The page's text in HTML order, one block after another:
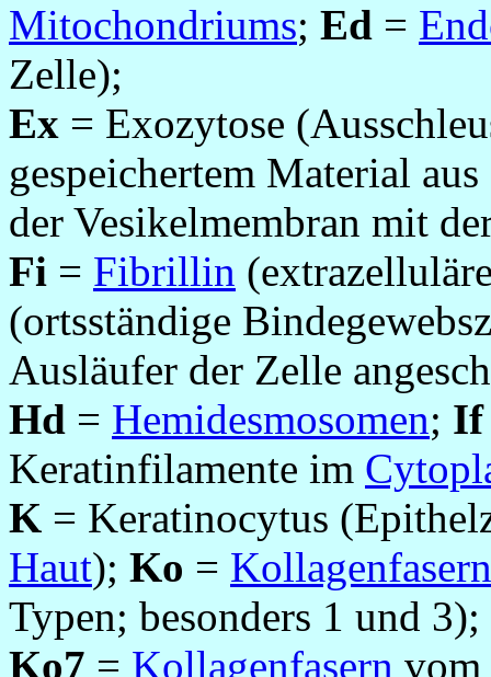
Mitochondriums; Ed =
Zelle);
Ex = Exozytose
gespeichertem Material
der Vesikelmembran mit
Fi = Fibrillin
(ortsständige
Ausläufer der Zelle
Hd = Hemidesmosomen; If
Keratinfilamente im
K = Keratinocytus
Haut); Ko = Kollagenfasern
Typen; besonders 1 und 3);
Ko7 = Kollagenfasern vom